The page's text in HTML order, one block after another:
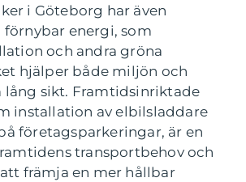
i Göteborg har även
energi, som
och andra gröna
hjälper både miljön och
lång sikt. Framtidsinriktade
installation av elbilsladdare
företagsparkeringar, är en
transportbehov och
främja en mer hållbar